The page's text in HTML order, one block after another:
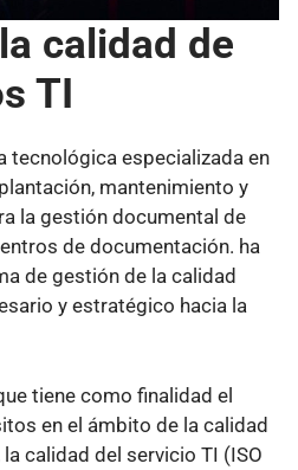
calidad de
TI
tecnológica especializada en
mantenimiento y
la gestión documental de
de documentación. ha
de gestión de la calidad
y estratégico hacia la
tiene como finalidad el
en el ámbito de la calidad
calidad del servicio TI (ISO